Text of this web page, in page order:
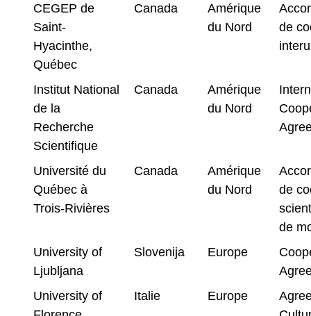
CEGEP de
Saint-
Hyacinthe,
Québec
Canada
Amérique
du Nord
de
Institut National
de la
Recherche
Scientifique
Canada
Amérique
du Nord
Université du
Québec à
Trois-Rivières
Canada
Amérique
du Nord
de
de
University of
Ljubljana
Slovenija Europe
University of
Italie Europe